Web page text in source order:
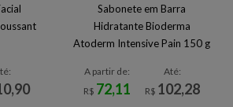
Sabonete em Barra
Hidratante Bioderma
Atoderm Intensive Pain 150 g
A partir de:
R$ 72,11
Até:
R$ 102,28